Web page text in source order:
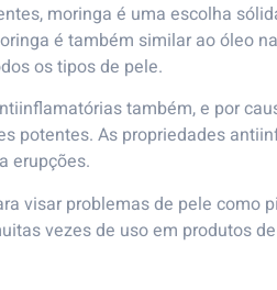
moringa é uma escolha
é também similar ao óleo
os tipos de pele.
também, e por
potentes. As propriedades
erupções.
visar problemas de pele como
vezes de uso em produtos